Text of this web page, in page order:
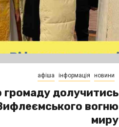
афіша інформація новини
долучитись
вогню
миру